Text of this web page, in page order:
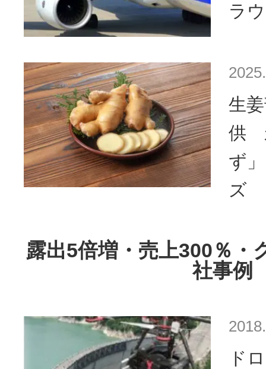
ラ
生
供
ず
ズ
露出5倍増・売上300％・
社事例
ド